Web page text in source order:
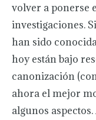
volver a ponerse
investigaciones.
han sido
hoy están bajo
canonización
ahora el mejor
algunos